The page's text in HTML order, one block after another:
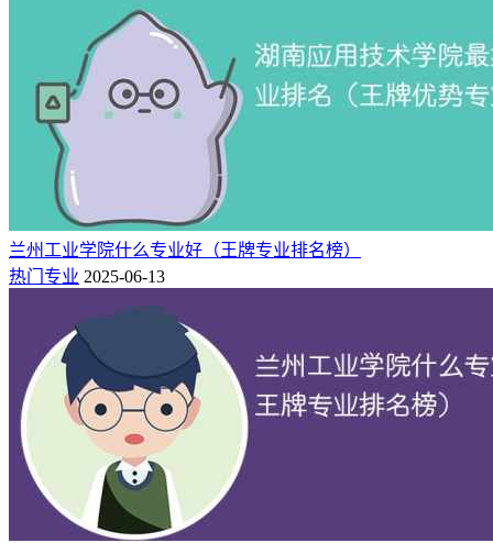
兰州工业学院什么专业好（王牌专业排名榜）
热门专业 2025-06-13